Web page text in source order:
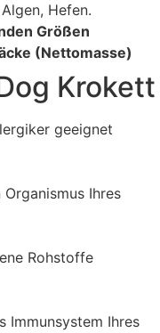
Hefen.
Größen
(Nettomasse)
Krokett
geeignet
Ihres
Rohstoffe
Immunsystem Ihres